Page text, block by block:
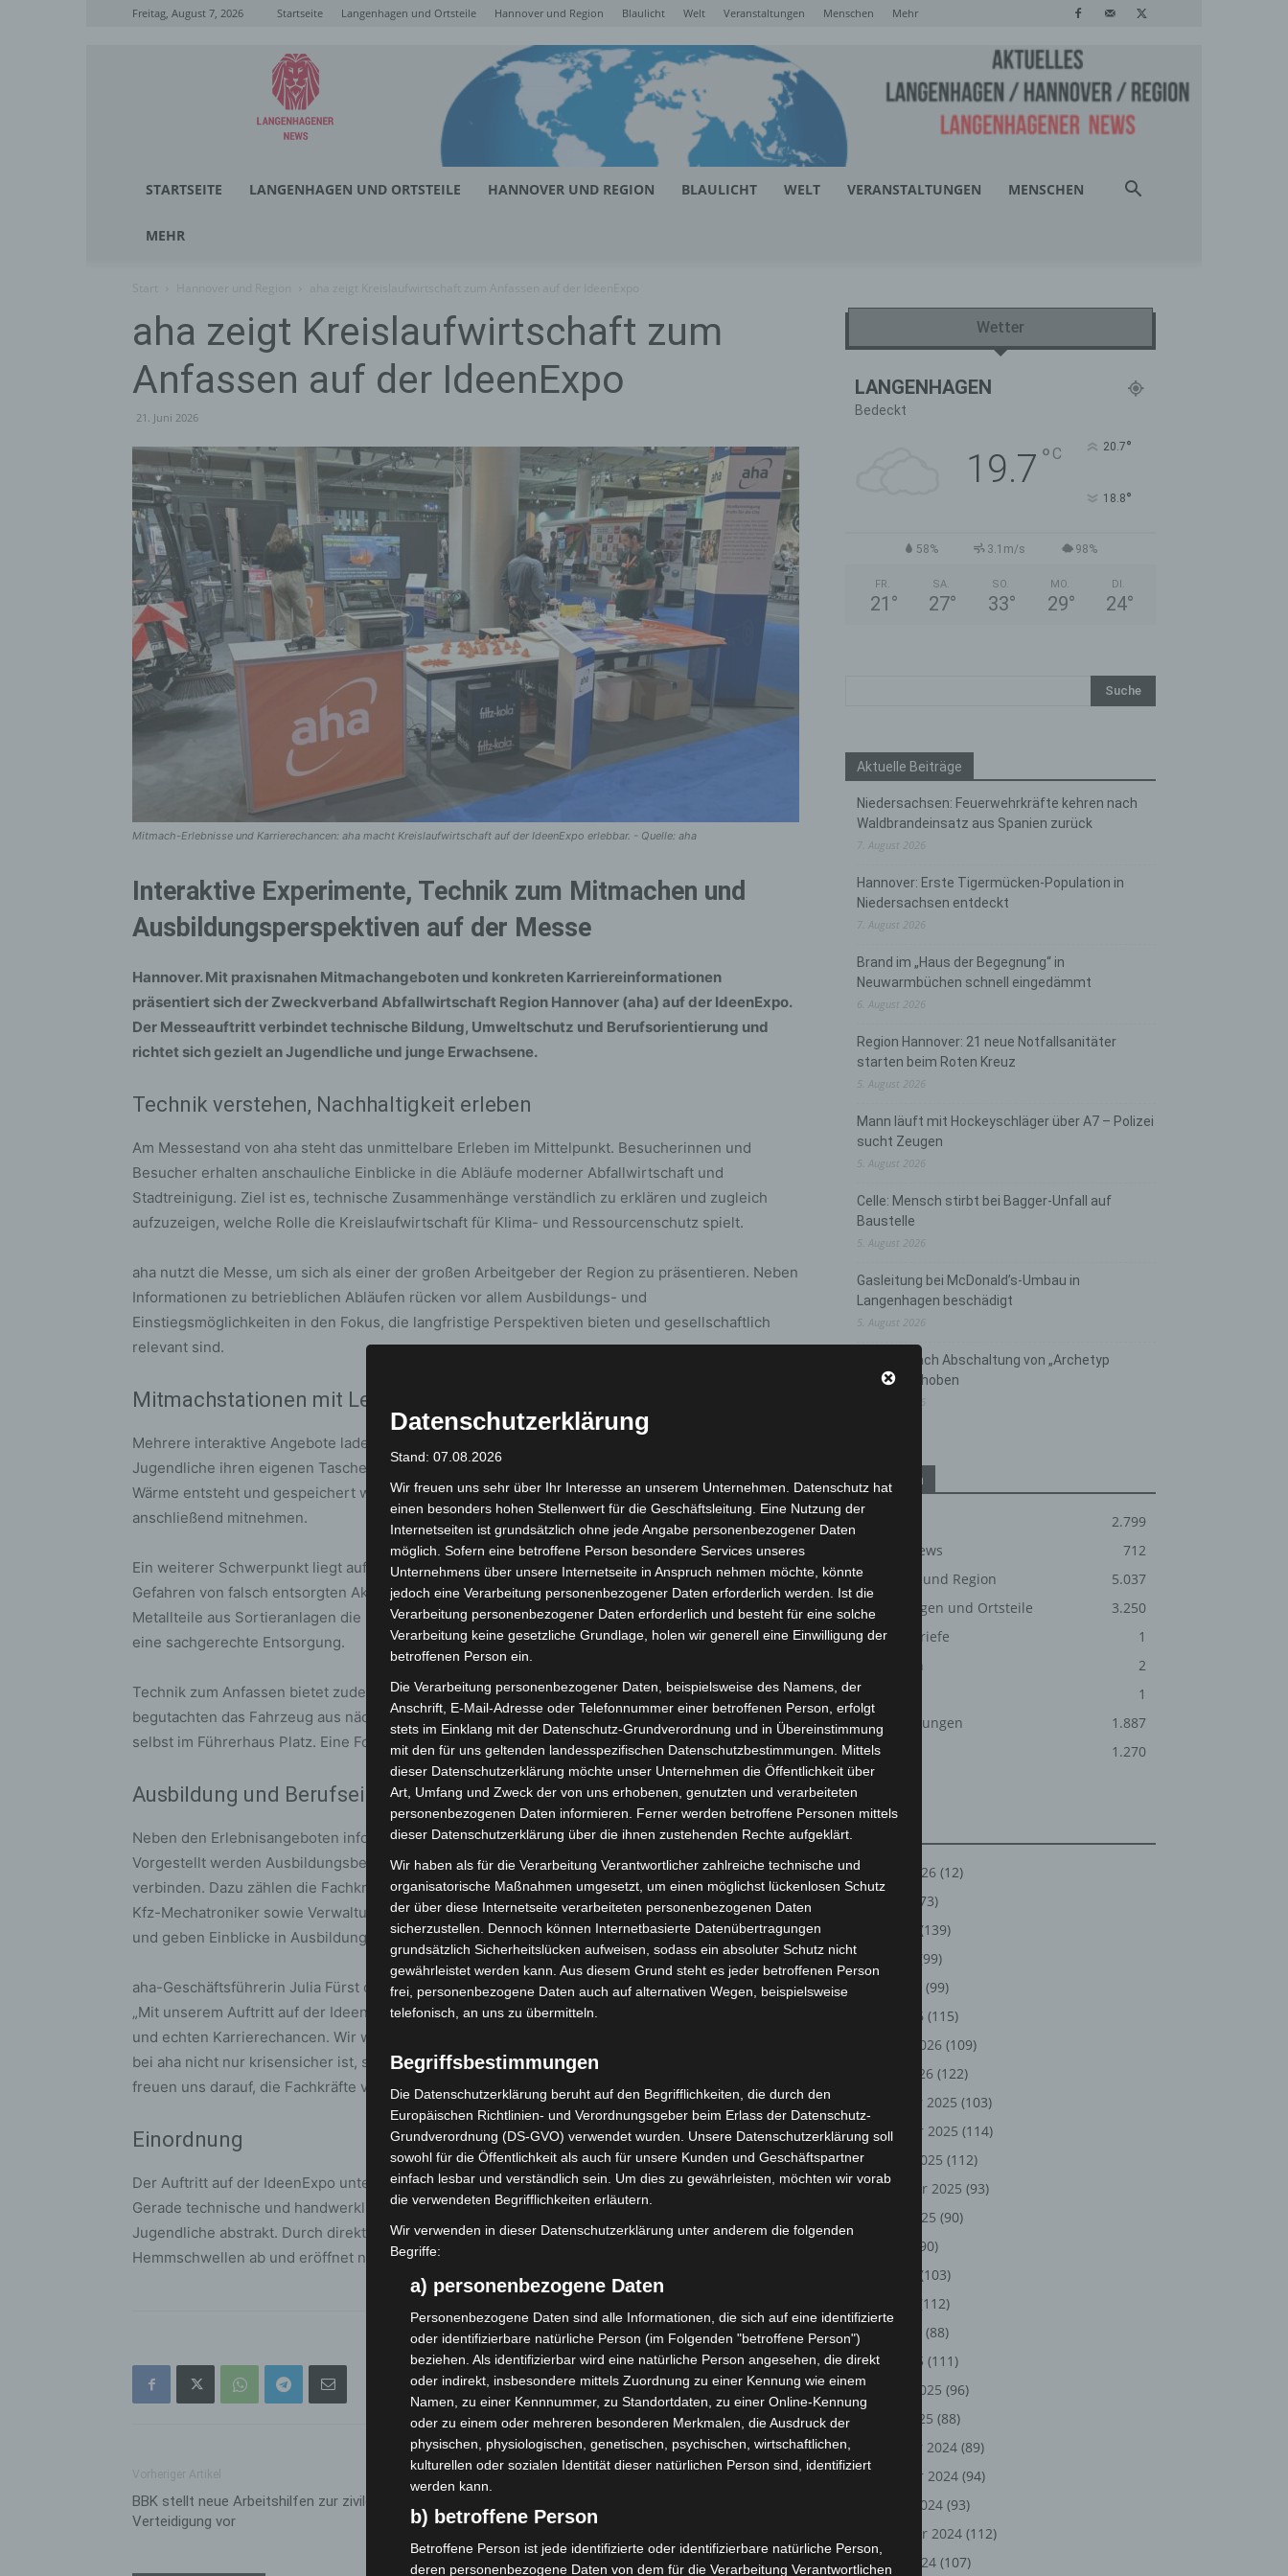
Freitag, August 7, 2026 Startseite Langenhagen und Ortsteile Hannover und Region Blaulicht Welt Veranstaltungen Menschen Mehr
Langenhagener
News
STARTSEITE LANGENHAGEN UND ORTSTEILE HANNOVER UND REGION BLAULICHT WELT VERANSTALTUNGEN MENSCHEN
MEHR
aha zeigt Kreislaufwirtschaft zum
Anfassen auf der IdeenExpo
21. Juni 2026
Mitmach-Erlebnisse und Karrierechancen: aha macht Kreislaufwirtschaft auf der IdeenExpo erlebbar. - Quelle: aha
Interaktive Experimente, Technik zum Mitmachen und
Ausbildungsperspektiven auf der Messe
Hannover. Mit praxisnahen Mitmachangeboten und konkreten Karriereinformationen
präsentiert sich der Zweckverband Abfallwirtschaft Region Hannover (aha) auf der IdeenExpo.
Der Messeauftritt verbindet technische Bildung, Umweltschutz und Berufsorientierung und
richtet sich gezielt an Jugendliche und junge Erwachsene.
Technik verstehen, Nachhaltigkeit erleben
Am Messestand von aha steht das unmittelbare Erleben im Mittelpunkt. Besucherinnen und
Besucher erhalten anschauliche Einblicke in die Abläufe moderner Abfallwirtschaft und
Stadtreinigung. Ziel ist es, technische Zusammenhänge verständlich zu erklären und zugleich
aufzuzeigen, welche Rolle die Kreislaufwirtschaft für Klima- und Ressourcenschutz spielt.
aha nutzt die Messe, um sich als einer der großen Arbeitgeber der Region zu präsentieren. Neben
Informationen zu betrieblichen Abläufen rücken vor allem Ausbildungs- und
Einstiegsmöglichkeiten in den Fokus, die langfristige Perspektiven bieten und gesellschaftlich
relevant sind.
Mitmachstationen mit Lerneffekt
Mehrere interaktive Angebote laden zum Ausprobieren ein. An einer Experimentierstation bauen
Jugendliche ihren eigenen Taschenwärmer. Mit einfachen Materialien erklärt aha anschaulich, wie
Wärme entsteht und gespeichert wird. Das selbstgefertigte Exponat dürfen die Teilnehmenden
anschließend mitnehmen.
Ein weiterer Schwerpunkt liegt auf der richtigen Abfalltrennung. Ein Kurzfilm zeigt, welche
Gefahren von falsch entsorgten Akkus ausgehen. Ergänzend verdeutlichen beschädigte
Metallteile aus Sortieranlagen die Folgen von Bränden und Explosionen und sensibilisieren für
eine sachgerechte Entsorgung.
Technik zum Anfassen bietet zudem eine Kehrmaschine der Stadtreinigung. Interessierte
begutachten das Fahrzeug aus nächster Nähe, stellen Fragen an die Fachkräfte und nehmen
selbst im Führerhaus Platz. Eine Fotobox ermöglicht Erinnerungsfotos direkt am Einsatzfahrzeug.
Ausbildung und Berufseinstieg im Fokus
Neben den Erlebnisangeboten informiert aha umfassend über berufliche Perspektiven.
Vorgestellt werden Ausbildungsberufe, die technische Kompetenz mit Umwelt- und Klimaschutz
verbinden. Dazu zählen die Fachkraft für Kreislauf- und Abfallwirtschaft, Industriemechaniker,
Kfz-Mechatroniker sowie Verwaltungsfachangestellte. Mitarbeitende stehen für Gespräche bereit
und geben Einblicke in Ausbildungsinhalte und spätere Einsatzfelder.
aha-Geschäftsführerin Julia Fürst ordnet den Messeauftritt ein:
„Mit unserem Auftritt auf der IdeenExpo schlagen wir die Brücke zwischen Technik, Umweltschutz
und echten Karrierechancen. Wir wollen der nächsten Generation zeigen, dass eine Ausbildung
bei aha nicht nur krisensicher ist, sondern einen echten Beitrag zum Klimaschutz leistet. Wir
freuen uns darauf, die Fachkräfte von morgen an unserem Stand zu inspirieren.“
Einordnung
Der Auftritt auf der IdeenExpo unterstreicht die Bedeutung praxisnaher Berufsorientierung.
Gerade technische und handwerkliche Berufe in der Daseinsvorsorge bleiben für viele
Jugendliche abstrakt. Durch direkte Erlebnisse und persönliche Gespräche baut aha
Hemmschwellen ab und eröffnet neue Perspektiven.
BBK stellt neue Arbeitshilfen zur zivilen
Verteidigung vor
Wetter
LANGENHAGEN
Bedeckt
19.7 ° C 20.7°
18.8°
58% 3.1m/s 98%
FR.
21 °
SA.
27°
SO.
33°
MO.
29°
DI.
24°
Aktuelle Beiträge
Niedersachsen: Feuerwehrkräfte kehren nach
Waldbrandeinsatz aus Spanien zurück
7. August 2026
Hannover: Erste Tigermücken-Population in
Niedersachsen entdeckt
7. August 2026
Brand im „Haus der Begegnung“ in
Neuwarmbüchen schnell eingedämmt
6. August 2026
Region Hannover: 21 neue Notfallsanitäter
starten beim Roten Kreuz
5. August 2026
Mann läuft mit Hockeyschläger über A7 – Polizei
sucht Zeugen
5. August 2026
Celle: Mensch stirbt bei Bagger-Unfall auf
Baustelle
5. August 2026
Gasleitung bei McDonald’s-Umbau in
Langenhagen beschädigt
5. August 2026
Anklage nach Abschaltung von „Archetyp
Market“ erhoben
Kategorien
2.799
Corona-News
712
Hannover und Region
5.037
Langenhagen und Ortsteile
3.250
Leserbriefe
1
Menschen
2
Über uns
1
Veranstaltungen
1.887
Welt
1.270
August 2026 (12)
(73)
(139)
(99)
(99)
März 2026 (115)
Februar 2026 (109)
Januar 2026 (122)
Dezember 2025 (103)
November 2025 (114)
Oktober 2025 (112)
September 2025 (93)
August 2025 (90)
(90)
(103)
(112)
April 2025
(88)
März 2025 (111)
Februar 2025 (96)
Januar 2025 (88)
Dezember 2024 (89)
November 2024 (94)
Oktober 2024 (93)
September 2024 (112)
August 2024 (107)
Datenschutzerklärung
Stand: 07.08.2026
Wir freuen uns sehr über Ihr Interesse an unserem Unternehmen. Datenschutz hat
einen besonders hohen Stellenwert für die Geschäftsleitung. Eine Nutzung der
Internetseiten ist grundsätzlich ohne jede Angabe personenbezogener Daten
möglich. Sofern eine betroffene Person besondere Services unseres
Unternehmens über unsere Internetseite in Anspruch nehmen möchte, könnte
jedoch eine Verarbeitung personenbezogener Daten erforderlich werden. Ist die
Verarbeitung personenbezogener Daten erforderlich und besteht für eine solche
Verarbeitung keine gesetzliche Grundlage, holen wir generell eine Einwilligung der
betroffenen Person ein.
Die Verarbeitung personenbezogener Daten, beispielsweise des Namens, der
Anschrift, E-Mail-Adresse oder Telefonnummer einer betroffenen Person, erfolgt
stets im Einklang mit der Datenschutz-Grundverordnung und in Übereinstimmung
mit den für uns geltenden landesspezifischen Datenschutzbestimmungen. Mittels
dieser Datenschutzerklärung möchte unser Unternehmen die Öffentlichkeit über
Art, Umfang und Zweck der von uns erhobenen, genutzten und verarbeiteten
personenbezogenen Daten informieren. Ferner werden betroffene Personen mittels
dieser Datenschutzerklärung über die ihnen zustehenden Rechte aufgeklärt.
Wir haben als für die Verarbeitung Verantwortlicher zahlreiche technische und
organisatorische Maßnahmen umgesetzt, um einen möglichst lückenlosen Schutz
der über diese Internetseite verarbeiteten personenbezogenen Daten
sicherzustellen. Dennoch können Internetbasierte Datenübertragungen
grundsätzlich Sicherheitslücken aufweisen, sodass ein absoluter Schutz nicht
gewährleistet werden kann. Aus diesem Grund steht es jeder betroffenen Person
frei, personenbezogene Daten auch auf alternativen Wegen, beispielsweise
telefonisch, an uns zu übermitteln.
Begriffsbestimmungen
Die Datenschutzerklärung beruht auf den Begrifflichkeiten, die durch den
Europäischen Richtlinien- und Verordnungsgeber beim Erlass der Datenschutz-
Grundverordnung (DS-GVO) verwendet wurden. Unsere Datenschutzerklärung soll
sowohl für die Öffentlichkeit als auch für unsere Kunden und Geschäftspartner
einfach lesbar und verständlich sein. Um dies zu gewährleisten, möchten wir vorab
die verwendeten Begrifflichkeiten erläutern.
Wir verwenden in dieser Datenschutzerklärung unter anderem die folgenden
Begriffe:
a) personenbezogene Daten
Personenbezogene Daten sind alle Informationen, die sich auf eine identifizierte
oder identifizierbare natürliche Person (im Folgenden "betroffene Person")
beziehen. Als identifizierbar wird eine natürliche Person angesehen, die direkt
oder indirekt, insbesondere mittels Zuordnung zu einer Kennung wie einem
Namen, zu einer Kennnummer, zu Standortdaten, zu einer Online-Kennung
oder zu einem oder mehreren besonderen Merkmalen, die Ausdruck der
physischen, physiologischen, genetischen, psychischen, wirtschaftlichen,
kulturellen oder sozialen Identität dieser natürlichen Person sind, identifiziert
werden kann.
b) betroffene Person
Betroffene Person ist jede identifizierte oder identifizierbare natürliche Person,
deren personenbezogene Daten von dem für die Verarbeitung Verantwortlichen